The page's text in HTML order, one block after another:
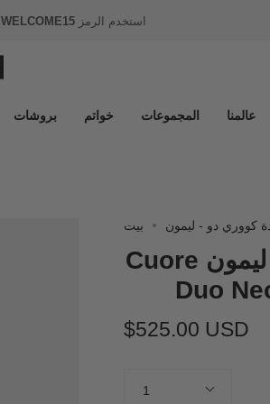
استخدم الرمزWELCOME15
بروشات خواتم المجموعات عالمنا
بيت
قلادة كووري دو - ليمون Cuore
Duo
$525.00 USD
1